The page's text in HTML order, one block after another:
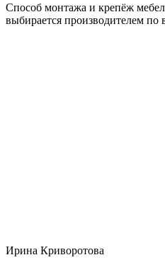
Способ монтажа и крепёж
выбирается производителем
Ирина Криворотова